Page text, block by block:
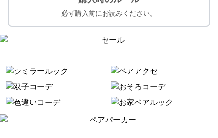
必ず購入前にお読みください。